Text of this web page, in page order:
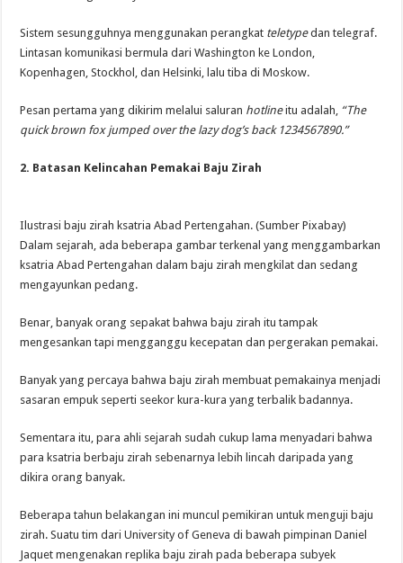
Sistem sesungguhnya menggunakan perangkat teletypedan telegraf.
Lintasan komunikasi bermula dari Washington ke London,
Kopenhagen, Stockhol, dan Helsinki, lalu tiba di Moskow.
Pesan pertama yang dikirim melalui saluran hotlineitu adalah, “The
quick brown fox jumped over the lazy dog’s back 1234567890.”
2. Batasan Kelincahan Pemakai Baju Zirah
Ilustrasi baju zirah ksatria Abad Pertengahan. (Sumber Pixabay)
Dalam sejarah, ada beberapa gambar terkenal yang menggambarkan
ksatria Abad Pertengahan dalam baju zirah mengkilat dan sedang
mengayunkan pedang.
Benar, banyak orang sepakat bahwa baju zirah itu tampak
mengesankan tapi mengganggu kecepatan dan pergerakan pemakai.
Banyak yang percaya bahwa baju zirah membuat pemakainya menjadi
sasaran empuk seperti seekor kura-kura yang terbalik badannya.
Sementara itu, para ahli sejarah sudah cukup lama menyadari bahwa
para ksatria berbaju zirah sebenarnya lebih lincah daripada yang
dikira orang banyak.
Beberapa tahun belakangan ini muncul pemikiran untuk menguji baju
zirah. Suatu tim dari University of Geneva di bawah pimpinan Daniel
Jaquet mengenakan replika baju zirah pada beberapa subyek